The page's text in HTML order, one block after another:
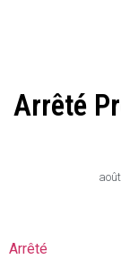
Arrêté
Arrêté